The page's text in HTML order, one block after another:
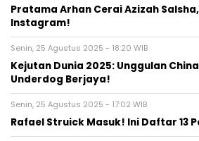
Pratama Arhan Cerai Azizah
Instagram!
Senin, 25 Agustus 2025 - 18:20 WIB
Kejutan Dunia 2025: Unggulan
Underdog Berjaya!
Senin, 25 Agustus 2025 - 17:02 WIB
Rafael Struick Masuk! Ini Daftar 13